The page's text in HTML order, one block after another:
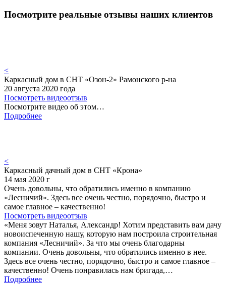
Посмотрите реальные отзывы наших клиентов
<
Каркасный дом в СНТ «Озон-2» Рамонского р-на
20 августа 2020 года
Посмотреть видеоотзыв
Посмотрите видео об этом…
Подробнее
<
Каркасный дачный дом в СНТ «Крона»
14 мая 2020 г
Очень довольны, что обратились именно в компанию
«Лесничий». Здесь все очень честно, порядочно, быстро и
самое главное – качественно!
Посмотреть видеоотзыв
«Меня зовут Наталья, Александр! Хотим представить вам дачу
новоиспеченную нашу, которую нам построила строительная
компания «Лесничий». За что мы очень благодарны
компании. Очень довольны, что обратились именно в нее.
Здесь все очень честно, порядочно, быстро и самое главное –
качественно! Очень понравилась нам бригада,…
Подробнее